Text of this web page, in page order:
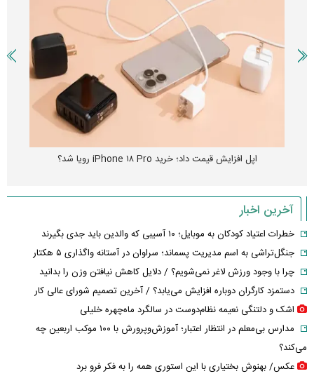
اپل افزایش قیمت داد؛ خرید iPhone ۱۸ Pro رویا شد؟
آخرین اخبار
خطرات اعتیاد کودکان به موبایل؛ ۱۰ آسیبی که والدین باید جدی بگیرند
جنگل‌تراشی به اسم مدیریت پسماند؛ سراوان در آستانه واگذاری ۵ هکتار
چرا با وجود ورزش لاغر نمی‌شویم؟ / دلایل کاهش نیافتن وزن را بدانید
دستمزد کارگران دوباره افزایش می‌یابد؟ / آخرین تصمیم شورای عالی کار
اشک و دلتنگی نعیمه نظام‌دوست در سالگرد ماه‌چهره خلیلی
مدارس بی‌معلم در انتظار اعتبار؛ آموزش‌وپرورش با ۱۰۰ موکب اربعین چه
می‌کند؟
عکس/ بهنوش بختیاری با این استوری همه را به فکر فرو برد